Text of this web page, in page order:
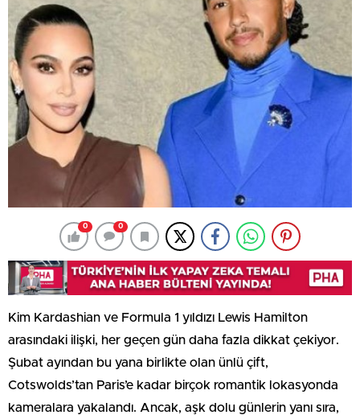
0 0
Kim Kardashian ve Formula 1 yıldızı Lewis Hamilton
arasındaki ilişki, her geçen gün daha fazla dikkat çekiyor.
Şubat ayından bu yana birlikte olan ünlü çift,
Cotswolds’tan Paris’e kadar birçok romantik lokasyonda
kameralara yakalandı. Ancak, aşk dolu günlerin yanı sıra,